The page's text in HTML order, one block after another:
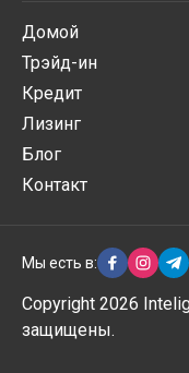
Домой
Трэйд-ин
Кредит
Лизинг
Блог
Контакт
Мы есть в:
Copyright 2026
защищены.